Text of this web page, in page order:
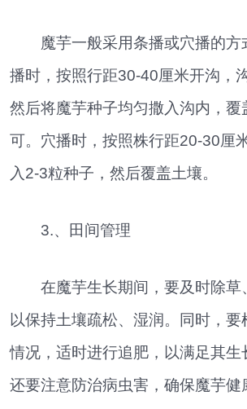
魔芋一般采用条播或穴播的方
播时，按照行距30-40厘米开沟，
然后将魔芋种子均匀撒入沟内，覆
可。穴播时，按照株行距20-30厘
入2-3粒种子，然后覆盖土壤。
3.、田间管理
在魔芋生长期间，要及时除草
以保持土壤疏松、湿润。同时，要
情况，适时进行追肥，以满足其生
还要注意防治病虫害，确保魔芋健